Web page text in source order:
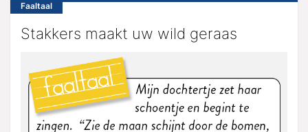
Faaltaal
Stakkers maakt uw wild geraas